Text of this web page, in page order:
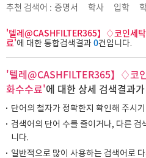
추천 검색어 : 증명서 학사 입학
'텔레@CASHFILTER365】♢코인세
료'에 대한 통합검색결과 0건입니다.
'텔레@CASHFILTER365】♢코
화수수료'에 대한 상세 검색결과
단어의 철자가 정확한지 확인해 주시
검색어의 단어 수를 줄이거나, 다른
니다.
일반적으로 많이 사용하는 검색어로